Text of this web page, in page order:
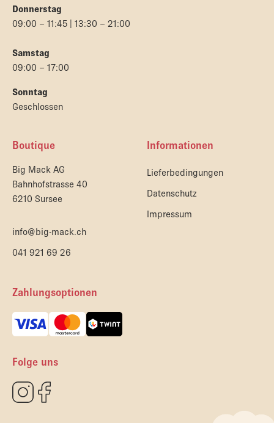
Donnerstag
09:00 – 11:45 | 13:30 – 21:00
Samstag
09:00 – 17:00
Sonntag
Geschlossen
Boutique
Big Mack AG
Bahnhofstrasse 40
6210 Sursee
info@big-mack.ch
041 921 69 26
Informationen
Lieferbedingungen
Datenschutz
Impressum
Zahlungsoptionen
Folge uns